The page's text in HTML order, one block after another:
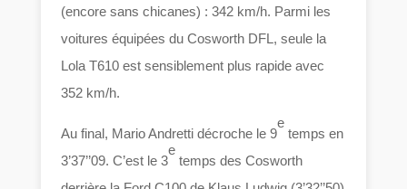
(encore sans chicanes) : 342 km/h. Parmi les
voitures équipées du Cosworth DFL, seule la
Lola T610 est sensiblement plus rapide avec
352 km/h.
Au final, Mario Andretti décroche le 9
e
temps en
3’37’’09. C’est le 3
e
temps des Cosworth